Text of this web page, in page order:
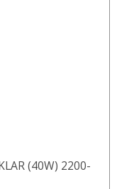
(40W) 2200-